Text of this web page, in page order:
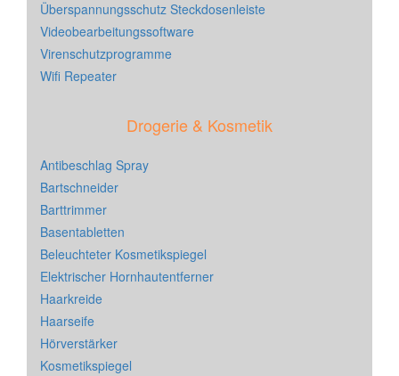
Überspannungsschutz Steckdosenleiste
Videobearbeitungssoftware
Virenschutzprogramme
Wifi Repeater
Drogerie & Kosmetik
Antibeschlag Spray
Bartschneider
Barttrimmer
Basentabletten
Beleuchteter Kosmetikspiegel
Elektrischer Hornhautentferner
Haarkreide
Haarseife
Hörverstärker
Kosmetikspiegel